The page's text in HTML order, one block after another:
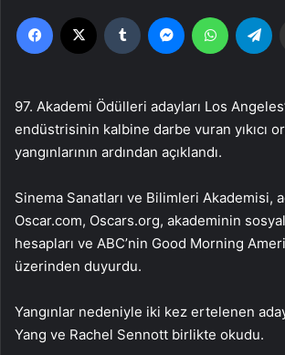
Facebook Tumblr MessengerWhatsApp
97. Akademi Ödülleri adayları Los
endüstrisinin kalbine darbe vuran yıkıcı
yangınlarının ardından açıklandı.
Sinema Sanatları ve Bilimleri Akademisi,
Oscar.com, Oscars.org, akademinin
hesapları ve ABC’nin Good Morning
üzerinden duyurdu.
Yangınlar nedeniyle iki kez ertelenen
Yang ve Rachel Sennott birlikte okudu.